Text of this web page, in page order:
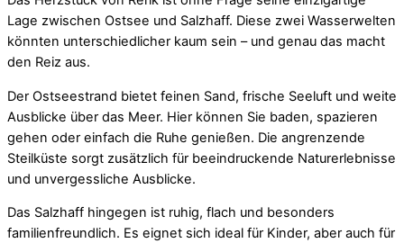
Lage zwischen Ostsee und Salzhaff. Diese zwei Wasserwelten
könnten unterschiedlicher kaum sein – und genau das macht
den Reiz aus.
Der Ostseestrand bietet feinen Sand, frische Seeluft und weite
Ausblicke über das Meer. Hier können Sie baden, spazieren
gehen oder einfach die Ruhe genießen. Die angrenzende
Steilküste sorgt zusätzlich für beeindruckende Naturerlebnisse
und unvergessliche Ausblicke.
Das Salzhaff hingegen ist ruhig, flach und besonders
familienfreundlich. Es eignet sich ideal für Kinder, aber auch für